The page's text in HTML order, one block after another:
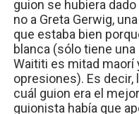
guion se hubiera
no a Greta Gerwig,
que estaba bien
blanca (sólo tiene
Waititi es mitad maorí
opresiones). Es
cuál guion era el
guionista había que